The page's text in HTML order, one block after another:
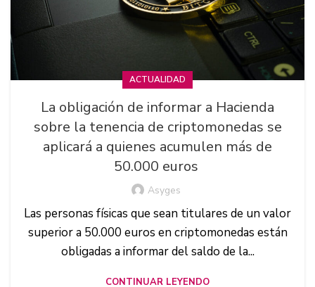
ACTUALIDAD
La obligación de informar a Hacienda
sobre la tenencia de criptomonedas se
aplicará a quienes acumulen más de
50.000 euros
Asyges
Las personas físicas que sean titulares de un valor
superior a 50.000 euros en criptomonedas están
obligadas a informar del saldo de la...
CONTINUAR LEYENDO